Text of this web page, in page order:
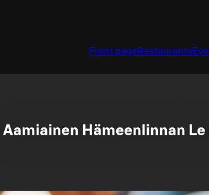
Front pageRestaurants
Aamiainen Hämeenlinnan Le